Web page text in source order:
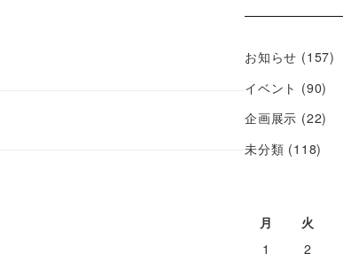
お知らせ (157)
イベント (90)
企画展示 (22)
未分類 (118)
月
火
1
2